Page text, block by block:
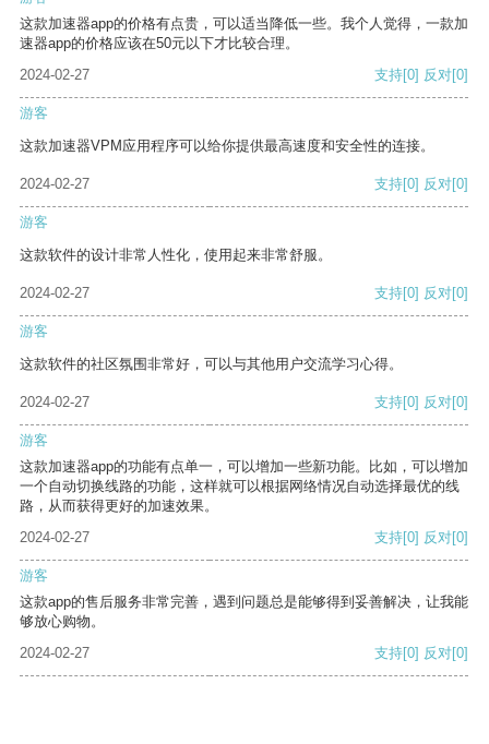
这款加速器app的价格有点贵，可以适当降低一些。我个人觉得，一款加
速器app的价格应该在50元以下才比较合理。
2024-02-27
支持[0] 反对[0]
游客
这款加速器VPM应用程序可以给你提供最高速度和安全性的连接。
2024-02-27 支持[0] 反对[0]
游客
这款软件的设计非常人性化，使用起来非常舒服。
2024-02-27 支持[0] 反对[0]
游客
这款软件的社区氛围非常好，可以与其他用户交流学习心得。
2024-02-27 支持[0] 反对[0]
游客
这款加速器app的功能有点单一，可以增加一些新功能。比如，可以增加
一个自动切换线路的功能，这样就可以根据网络情况自动选择最优的线
路，从而获得更好的加速效果。
2024-02-27
支持[0] 反对[0]
游客
这款app的售后服务非常完善，遇到问题总是能够得到妥善解决，让我能
够放心购物。
2024-02-27
支持[0] 反对[0]